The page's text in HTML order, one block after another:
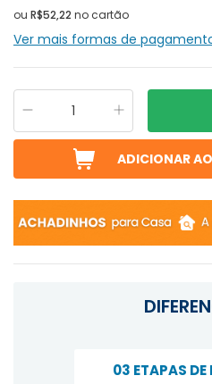
ou R$52,22 no cartão
Ver mais formas de
03 ETAPAS DE